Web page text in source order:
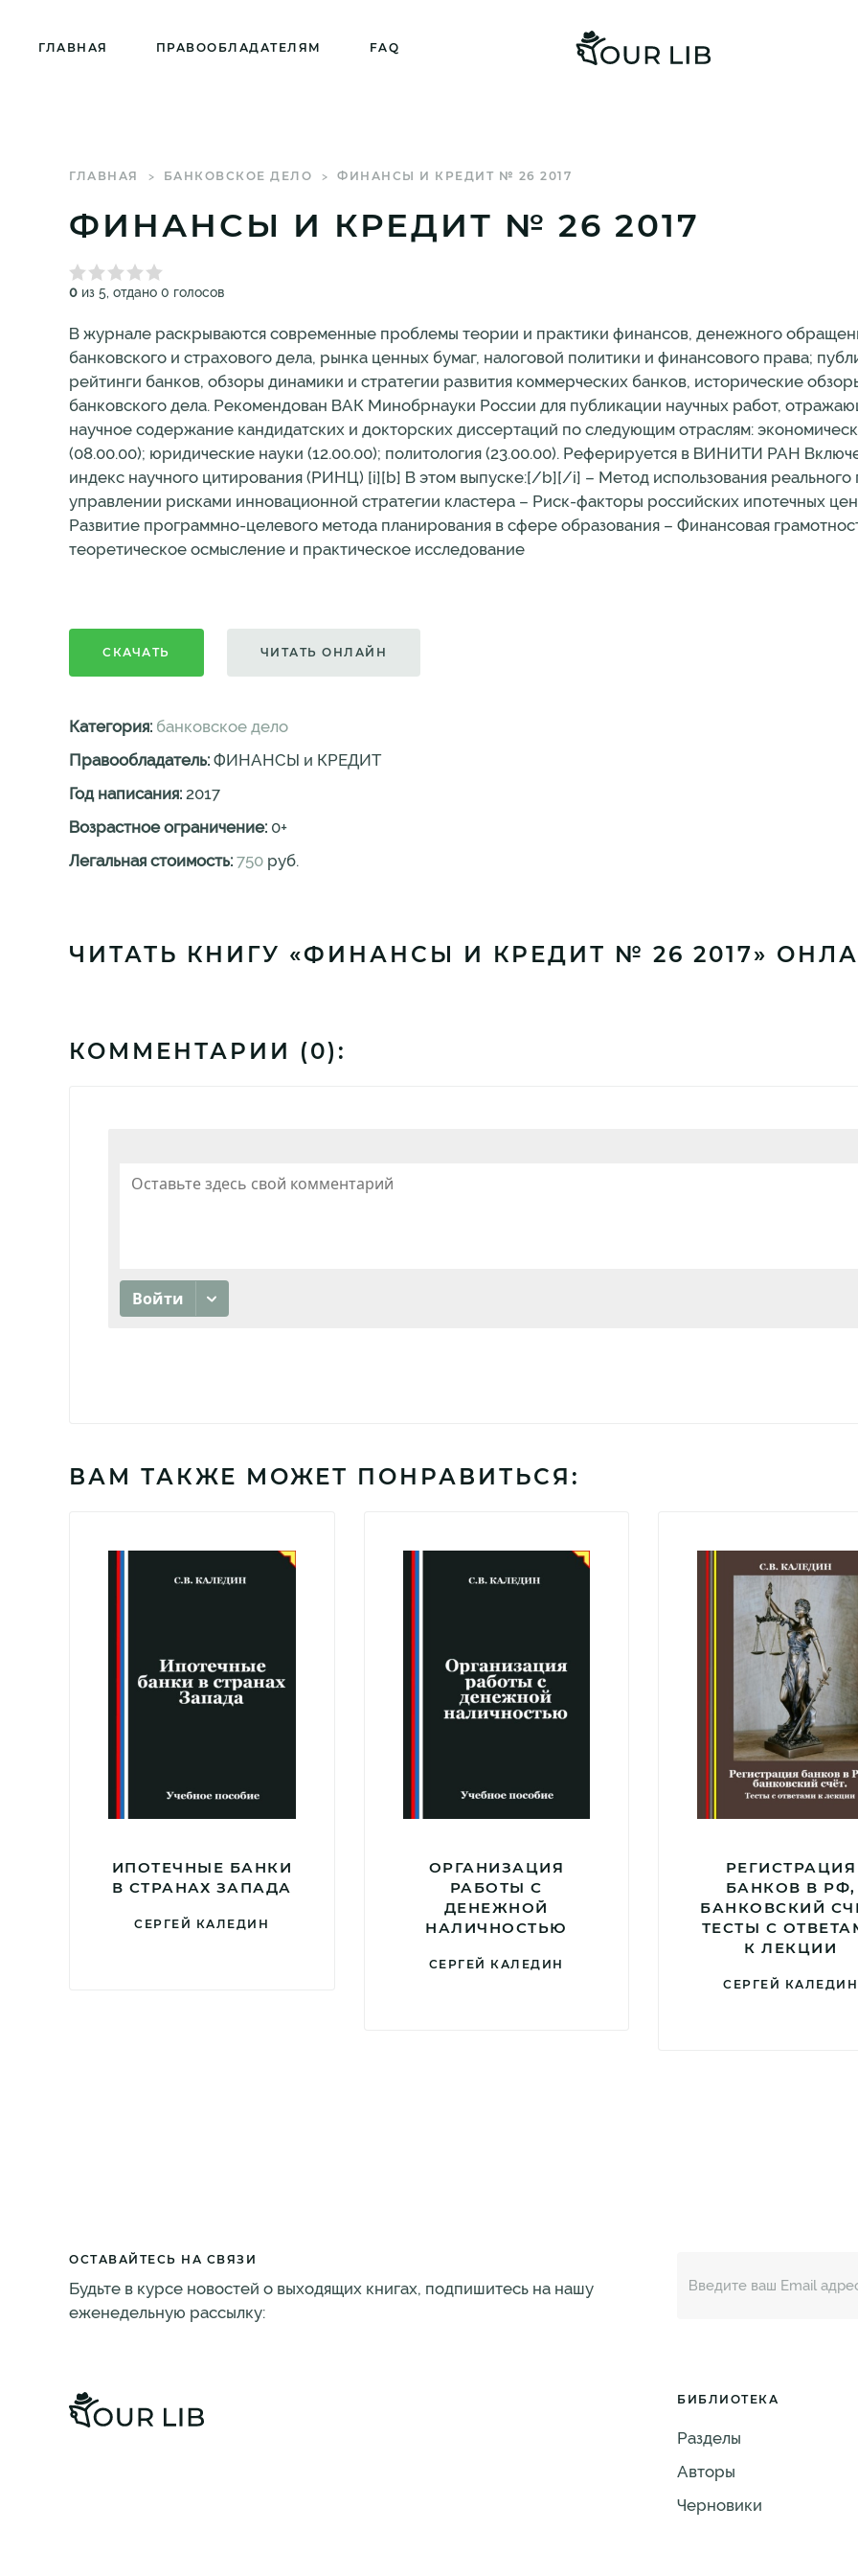
ГЛАВНАЯ ПРАВООБЛАДАТЕЛЯМ FAQ
ГЛАВНАЯ БАНКОВСКОЕ ДЕЛО ФИНАНСЫ И КРЕДИТ № 26 2017
ФИНАНСЫ И КРЕДИТ № 26 2017
0 из 5, отдано 0 голосов
В журнале раскрываются современные проблемы теории и практики финансов, денежного
банковского и страхового дела, рынка ценных бумаг, налоговой политики и финансового права;
рейтинги банков, обзоры динамики и стратегии развития коммерческих банков, исторические
банковского дела. Рекомендован ВАК Минобрнауки России для публикации научных работ,
научное содержание кандидатских и докторских диссертаций по следующим отраслям:
(08.00.00); юридические науки (12.00.00); политология (23.00.00). Реферируется в ВИНИТИ РАН
индекс научного цитирования (РИНЦ) [i][b] В этом выпуске:[/b][/i] – Метод использования реального
управлении рисками инновационной стратегии кластера – Риск-факторы российских ипотечных
Развитие программно-целевого метода планирования в сфере образования – Финансовая
теоретическое осмысление и практическое исследование
СКАЧАТЬ ЧИТАТЬ ОНЛАЙН
Категория: банковское дело
Правообладатель: ФИНАНСЫ и КРЕДИТ
Год написания: 2017
Возрастное ограничение: 0+
Легальная стоимость: 750 руб.
ЧИТАТЬ КНИГУ «ФИНАНСЫ И КРЕДИТ № 26 2017»
КОММЕНТАРИИ (0):
ВАМ ТАКЖЕ МОЖЕТ ПОНРАВИТЬСЯ:
ИПОТЕЧНЫЕ БАНКИ
В СТРАНАХ ЗАПАДА
СЕРГЕЙ КАЛЕДИН
ОРГАНИЗАЦИЯ
РАБОТЫ С
ДЕНЕЖНОЙ
НАЛИЧНОСТЬЮ
СЕРГЕЙ КАЛЕДИН
РЕГИСТРАЦИЯ
БАНКОВ В РФ,
БАНКОВСКИЙ
ТЕСТЫ С
К ЛЕКЦИИ
СЕРГЕЙ КАЛЕДИН
ОСТАВАЙТЕСЬ НА СВЯЗИ
Будьте в курсе новостей о выходящих книгах, подпишитесь на нашу
еженедельную рассылку:
БИБЛИОТЕКА
Разделы
Авторы
Черновики